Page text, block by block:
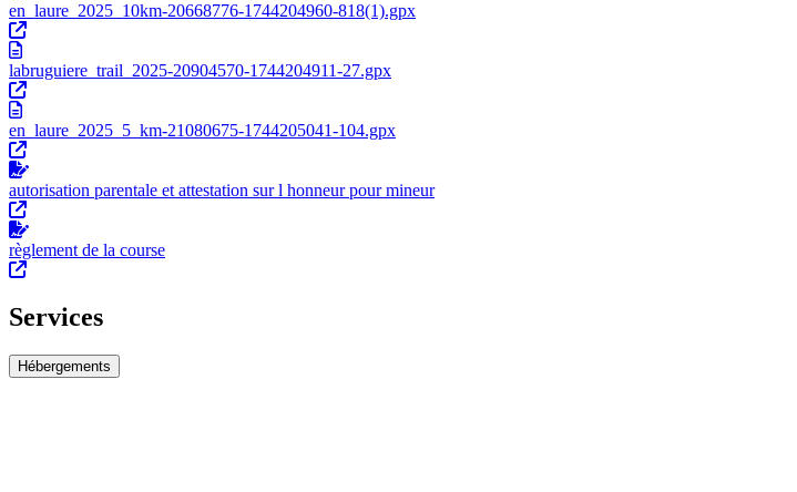
en_laure_2025_10km-20668776-1744204960-818(1).gpx
labruguiere_trail_2025-20904570-1744204911-27.gpx
en_laure_2025_5_km-21080675-1744205041-104.gpx
autorisation parentale et attestation sur l honneur pour mineur
règlement de la course
Services
Hébergements